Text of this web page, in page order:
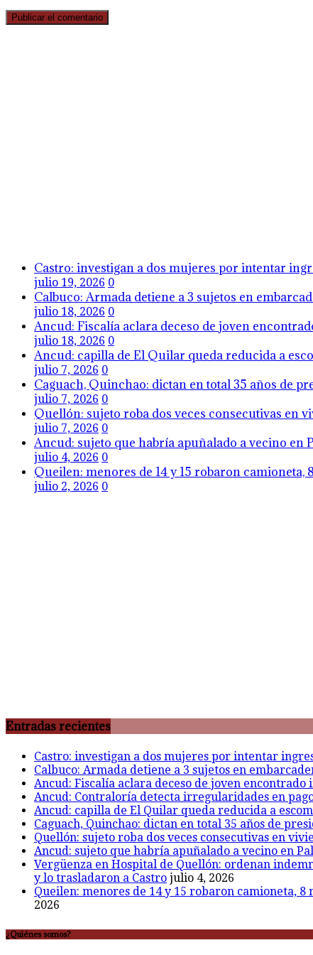
Castro: investigan a dos mujeres por intentar
julio 19, 2026 0
Calbuco: Armada detiene a 3 sujetos en
julio 18, 2026 0
Ancud: Fiscalía aclara deceso de joven
julio 18, 2026 0
Ancud: capilla de El Quilar queda reducida a
julio 7, 2026 0
Caguach, Quinchao: dictan en total 35 años de
julio 7, 2026 0
Quellón: sujeto roba dos veces consecutivas en
julio 7, 2026 0
Ancud: sujeto que habría apuñalado a vecino
julio 4, 2026 0
Queilen: menores de 14 y 15 robaron
julio 2, 2026 0
Entradas recientes
Castro: investigan a dos mujeres por intentar
Calbuco: Armada detiene a 3 sujetos en
Ancud: Fiscalía aclara deceso de joven
Ancud: Contraloría detecta irregularidades en
Ancud: capilla de El Quilar queda reducida a
Caguach, Quinchao: dictan en total 35 años de
Quellón: sujeto roba dos veces consecutivas en
Ancud: sujeto que habría apuñalado a vecino en
Vergüenza en Hospital de Quellón: ordenan
y lo trasladaron a Castro julio 4, 2026
Queilen: menores de 14 y 15 robaron camioneta,
2026
¿Quiénes somos?